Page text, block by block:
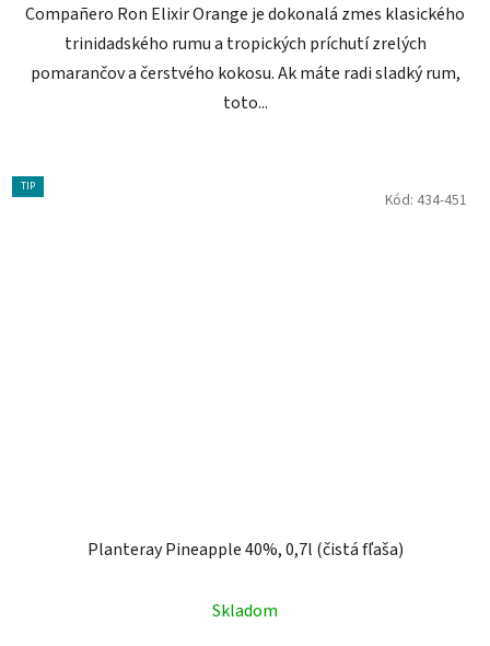
Compañero Ron Elixir Orange je dokonalá zmes klasického
trinidadského rumu a tropických príchutí zrelých
pomarančov a čerstvého kokosu. Ak máte radi sladký rum,
toto...
TIP
Planteray Pineapple 40%, 0,7l (čistá fľaša)
Skladom
Kód: 434-451